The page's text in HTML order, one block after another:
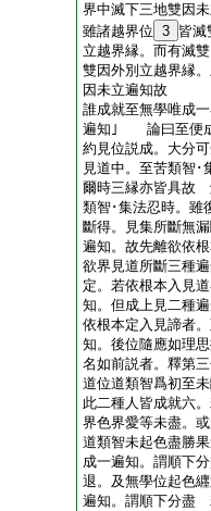
界中滅下三地雙因
雖諸越界位 3 皆滅
立越界縁。而有滅
雙因外別立越界縁
因未立遍知故
誰成就至無學唯成
遍知｣ 論曰至便成
約見位説成。大分
見道中。至苦類智･
爾時三縁亦皆具故
類智･集法忍時。雖
斷得。見集所斷無
遍知。故先離欲依
欲界見道所斷三種
定。若依根本入見
知。但成上見二種
依根本定入見諦者
知。後位隨應如
名如前説者。釋第
道位道類智爲初至
此二種人皆成就六
界色界愛等未盡。
道類智未起色盡勝
成一遍知。謂順下
退。及無學位起色
遍知。謂順下分盡